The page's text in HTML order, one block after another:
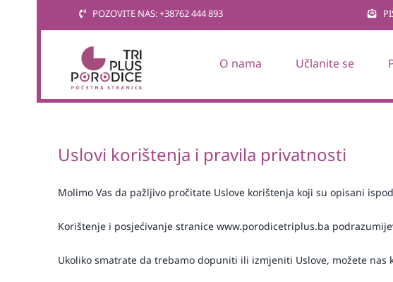
POZOVITE NAS: +38762 444 893
O nama Učlanite se
Uslovi korištenja i pravila privatnosti
Molimo Vas da pažljivo pročitate Uslove korištenja koji su opisani
Korištenje i posjećivanje stranice www.porodicetriplus.ba
Ukoliko smatrate da trebamo dopuniti ili izmjeniti Uslove, možete